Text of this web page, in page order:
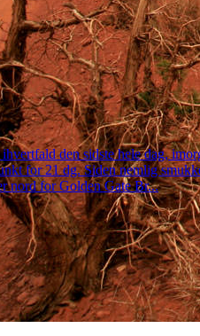
ihvertfald den sidste hele dag,
for 21 dg. Siden nemlig
nord for Golden Gate Br...